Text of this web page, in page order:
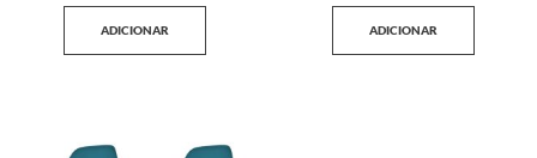
ADICIONAR ADICIONAR